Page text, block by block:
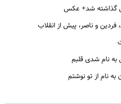
گذاشته شد+ عکس
و ناصر، پیش از انقلاب
به نام شدی قلبم
نام از تو نوشتم